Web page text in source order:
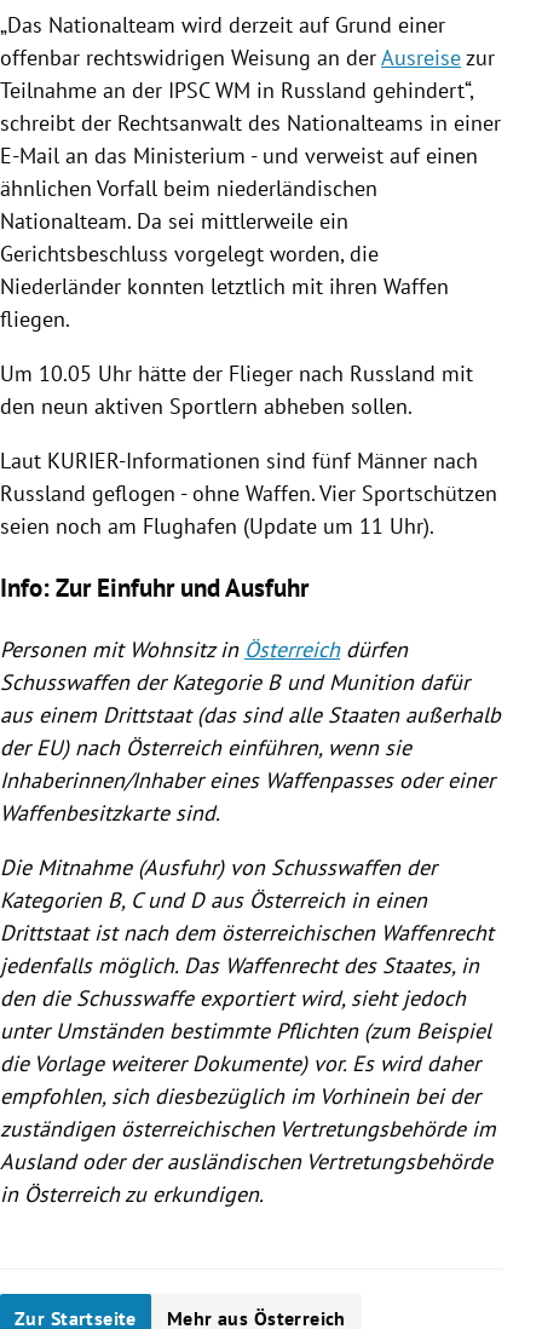
„Das Nationalteam wird derzeit auf Grund einer
offenbar rechtswidrigen Weisung an derAusreisezur
Teilnahme an der IPSC WM in Russland gehindert“,
schreibt der Rechtsanwalt des Nationalteams in einer
E-Mail an das Ministerium - und verweist auf einen
ähnlichen Vorfall beim niederländischen
Nationalteam. Da sei mittlerweile ein
Gerichtsbeschluss vorgelegt worden, die
Niederländer konnten letztlich mit ihren Waffen
fliegen.
Um 10.05 Uhr hätte der Flieger nach Russland mit
den neun aktiven Sportlern abheben sollen.
Laut KURIER-Informationen sind fünf Männer nach
Russland geflogen - ohne Waffen. Vier Sportschützen
seien noch am Flughafen (Update um 11 Uhr).
Info: Zur Einfuhr und Ausfuhr
Personen mit Wohnsitz in Österreichdürfen
Schusswaffen der Kategorie B und Munition dafür
aus einem Drittstaat (das sind alle Staaten außerhalb
derEU) nach Österreicheinführen, wenn sie
Inhaberinnen/Inhaber eines Waffenpasses oder einer
Waffenbesitzkarte sind.
Die Mitnahme (Ausfuhr) von Schusswaffen der
Kategorien B, C und D aus Österreichin einen
Drittstaat ist nach dem österreichischen Waffenrecht
jedenfalls möglich. Das Waffenrecht des Staates, in
den die Schusswaffe exportiert wird, sieht jedoch
unter Umständen bestimmte Pflichten (zum Beispiel
die Vorlage weiterer Dokumente) vor. Es wird daher
empfohlen, sich diesbezüglich im Vorhinein bei der
zuständigen österreichischen Vertretungsbehörde im
Ausland oder der ausländischen Vertretungsbehörde
in Österreichzu erkundigen.
Zur Startseite Mehr aus Österreich